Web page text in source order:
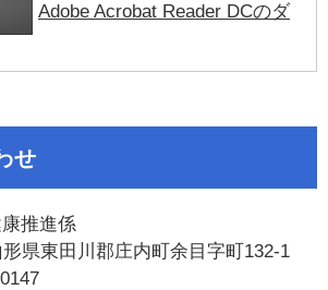
Adobe Acrobat Reader DCのダ
せ
推進係
県東田川郡庄内町余目字町132-1